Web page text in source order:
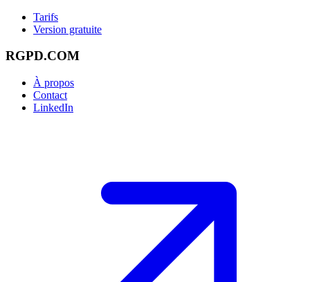
Tarifs
Version gratuite
RGPD.COM
À propos
Contact
LinkedIn